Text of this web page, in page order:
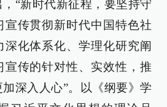
“新时代新征程，要坚持守
宣传贯彻新时代中国特色社
化体系化、学理化研究阐
宣传的针对性、实效性，推
深入人心”。以《纲要》学